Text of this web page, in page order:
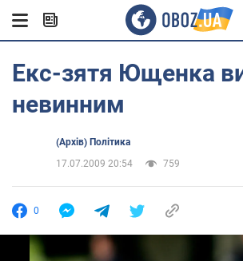
Екс-зятя Ющенка
невинним
(Архів) Політика
17.07.2009 20:54
759
0